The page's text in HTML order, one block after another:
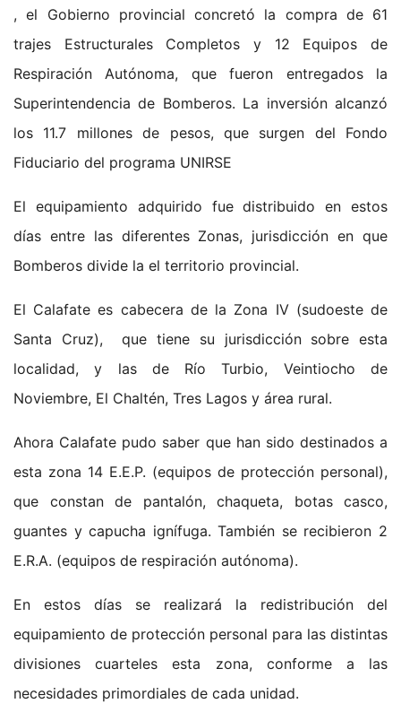
, el Gobierno provincial concretó la compra de 61
trajes Estructurales Completos y 12 Equipos de
Respiración Autónoma, que fueron entregados la
Superintendencia de Bomberos. La inversión alcanzó
los 11.7 millones de pesos, que surgen del Fondo
Fiduciario del programa UNIRSE
El equipamiento adquirido fue distribuido en estos
días entre las diferentes Zonas, jurisdicción en que
Bomberos divide la el territorio provincial.
El Calafate es cabecera de la Zona IV (sudoeste de
Santa Cruz), que tiene su jurisdicción sobre esta
localidad, y las de Río Turbio, Veintiocho de
Noviembre, El Chaltén, Tres Lagos y área rural.
Ahora Calafate pudo saber que han sido destinados a
esta zona 14 E.E.P. (equipos de protección personal),
que constan de pantalón, chaqueta, botas casco,
guantes y capucha ignífuga. También se recibieron 2
E.R.A. (equipos de respiración autónoma).
En estos días se realizará la redistribución del
equipamiento de protección personal para las distintas
divisiones cuarteles esta zona, conforme a las
necesidades primordiales de cada unidad.